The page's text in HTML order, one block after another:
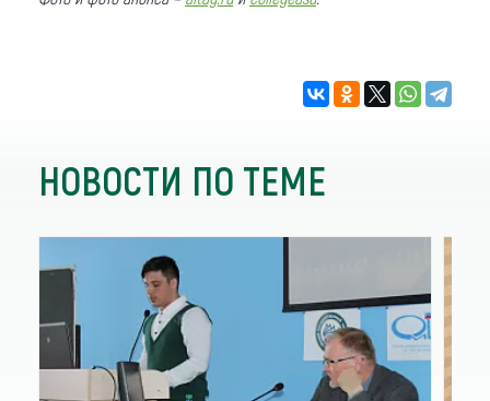
НОВОСТИ ПО ТЕМЕ